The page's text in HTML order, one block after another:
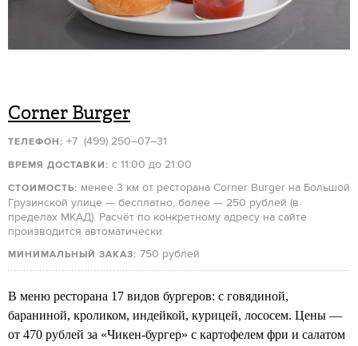
Corner Burger
ТЕЛЕФОН: +7 (499) 250–07–31
ВРЕМЯ ДОСТАВКИ: с 11:00 до 21:00
СТОИМОСТЬ: менее 3 км от ресторана Corner Burger на Большой
Грузинской улице — бесплатно, более — 250 рублей (в
пределах МКАД). Расчёт по конкретному адресу на сайте
производится автоматически
МИНИМАЛЬНЫЙ ЗАКАЗ: 750 рублей
В меню ресторана 17 видов бургеров: с говядиной,
бараниной, кроликом, индейкой, курицей, лососем. Цены —
от 470 рублей за «Чикен-бургер» с картофелем фри и салатом